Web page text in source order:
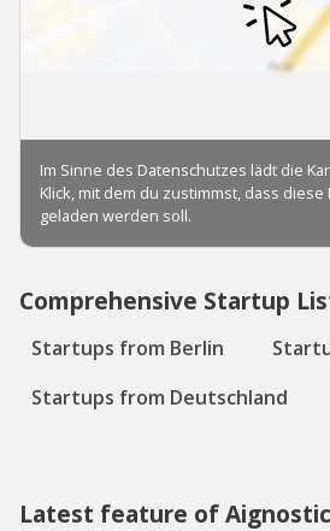
Comprehensive Startup
Startups from Berlin
Startups from Deutschland
Latest feature of